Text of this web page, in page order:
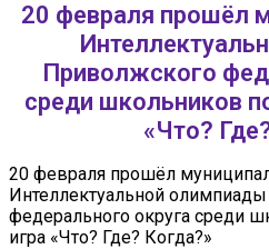
20 февраля прошёл
Приволжского
среди школьников
«Что?
20 февраля прошёл
Интеллектуальной
федерального округа среди
игра «Что? Где? Когда?»